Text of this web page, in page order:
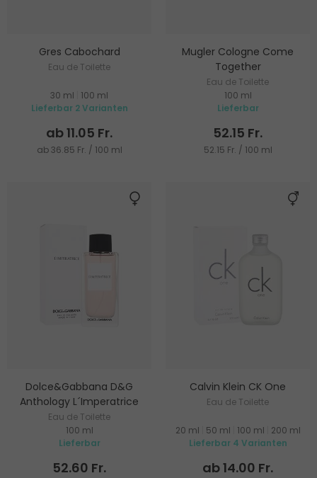
Gres Cabochard
Eau de Toilette
30 ml
100 ml
Lieferbar 2 Varianten
ab 11.05 Fr.
ab 36.85 Fr. / 100 ml
Mugler Cologne Come
Together
Eau de Toilette
100 ml
Lieferbar
52.15 Fr.
52.15 Fr. / 100 ml
Dolce&Gabbana D&G
Anthology L´Imperatrice
Eau de Toilette
100 ml
Lieferbar
52.60 Fr.
Calvin Klein CK One
Eau de Toilette
20 ml 50 ml 100 ml
200 ml
Lieferbar 4 Varianten
ab 14.00 Fr.